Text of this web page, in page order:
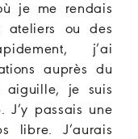
je me rendais
ateliers ou des
j’ai
auprès du
je suis
J’y passais une
libre. J’aurais